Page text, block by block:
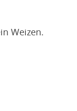
Weizen.